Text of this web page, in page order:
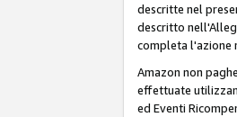
descritte nel
descritto
completa l'azione
Amazon non
effettuate
ed Eventi